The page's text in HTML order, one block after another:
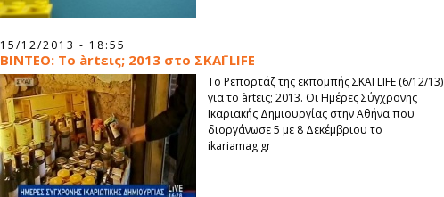
15/12/2013 - 18:55
ΒΙΝΤΕΟ: Το àrtεις; 2013 στο ΣΚΑΪ LIFE
To Ρεπορτάζ της εκπομπής ΣΚΑΪ LIFE (6/12/13)
για το àrtεις; 2013. Οι Hμέρες Σύγχρονης
Ικαριακής Δημιουργίας στην Αθήνα που
διοργάνωσε 5 με 8 Δεκέμβριου το
ikariamag.gr